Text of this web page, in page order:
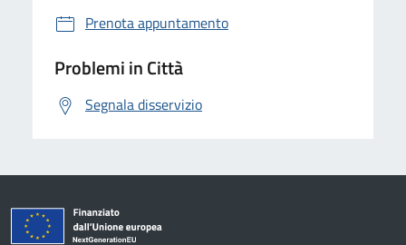
Prenota appuntamento
Problemi in Città
Segnala disservizio